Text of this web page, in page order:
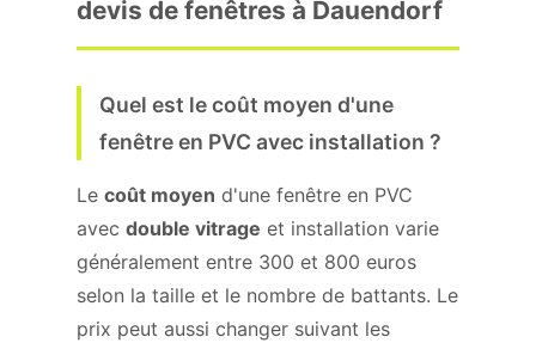
devis de fenêtres à Dauendorf
Quel est le coût moyen d'une
fenêtre en PVC avec installation ?
Le coût moyen d'une fenêtre en PVC
avec double vitrage et installation varie
généralement entre 300 et 800 euros
selon la taille et le nombre de battants. Le
prix peut aussi changer suivant les